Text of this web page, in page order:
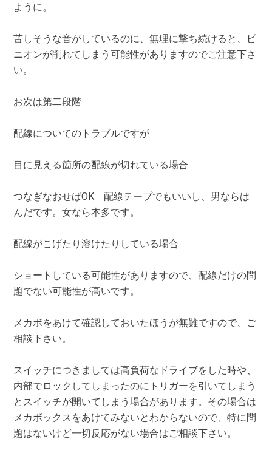
ように。
苦しそうな音がしているのに、無理に撃ち続けると、ピ
ニオンが削れてしまう可能性がありますのでご注意下さ
い。
お次は第二段階
配線についてのトラブルですが
目に見える箇所の配線が切れている場合
つなぎなおせばOK 配線テープでもいいし、男ならは
んだです。女なら本多です。
配線がこげたり溶けたりしている場合
ショートしている可能性がありますので、配線だけの問
題でない可能性が高いです。
メカボをあけて確認しておいたほうが無難ですので、ご
相談下さい。
スイッチにつきましては高負荷なドライブをした時や、
内部でロックしてしまったのにトリガーを引いてしまう
とスイッチが開いてしまう場合があります。その場合は
メカボックスをあけてみないとわからないので、特に問
題はないけど一切反応がない場合はご相談下さい。